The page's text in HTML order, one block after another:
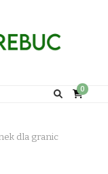
0
dla granic